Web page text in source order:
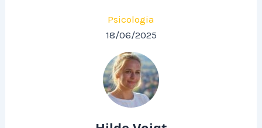
Psicologia
18/06/2025